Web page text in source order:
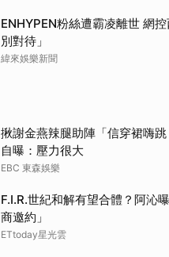
ENHYPEN粉絲遭霸凌離世 網
別對待」
緯來娛樂新聞
揪謝金燕辣腿助陣「信穿裙嗨跳
自曝：壓力很大
EBC 東森娛樂
F.I.R.世紀和解有望合體？阿沁
商邀約」
ETtoday星光雲